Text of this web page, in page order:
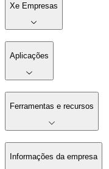
Xe Empresas
Aplicações
Ferramentas e recursos
Informações da empresa